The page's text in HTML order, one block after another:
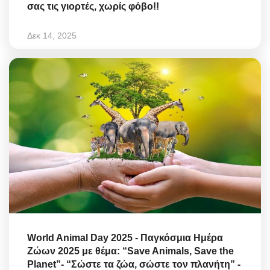
σας τις γιορτές, χωρίς φόβο!!
Δεκ 14, 2025
World Animal Day 2025 - Παγκόσμια Ημέρα
Ζώων 2025 με θέμα: “Save Animals, Save the
Planet”- “Σώστε τα ζώα, σώστε τον πλανήτη” -